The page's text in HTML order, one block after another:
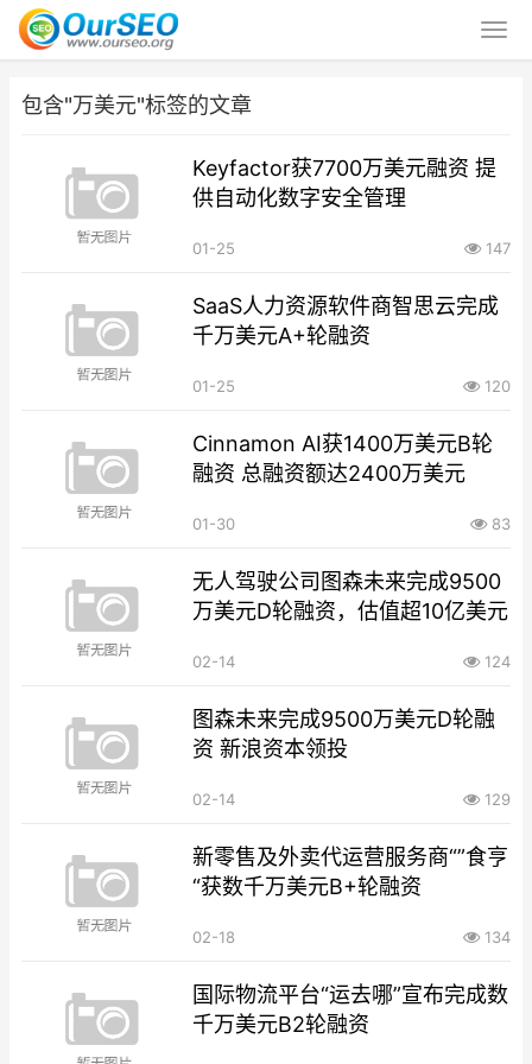
包含"万美元"标签的文章
Keyfactor获7700万美元融资 提
供自动化数字安全管理
01-25 147
SaaS人力资源软件商智思云完成
千万美元A+轮融资
01-25 120
Cinnamon AI获1400万美元B轮
融资 总融资额达2400万美元
01-30 83
无人驾驶公司图森未来完成9500
万美元D轮融资，估值超10亿美元
02-14 124
图森未来完成9500万美元D轮融
资 新浪资本领投
02-14 129
新零售及外卖代运营服务商“”食亨
“获数千万美元B+轮融资
02-18 134
国际物流平台“运去哪”宣布完成数
千万美元B2轮融资